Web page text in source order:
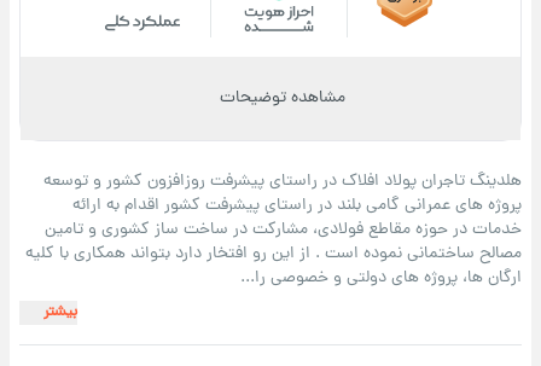
هلدینگ تاجران پولاد افلاک در راستای پیشرفت روزافزون کشور و توسعه
پروژه های عمرانی گامی بلند در راستای پیشرفت کشور اقدام به ارائه
خدمات در حوزه مقاطع فولادی، مشارکت در ساخت ساز کشوری و تامین
مصالح ساختمانی نموده است . از این رو افتخار دارد بتواند همکاری با کلیه
ارگان ها، پروژه های دولتی و خصوصی را...
بیشتر
مشاهده توضیحات